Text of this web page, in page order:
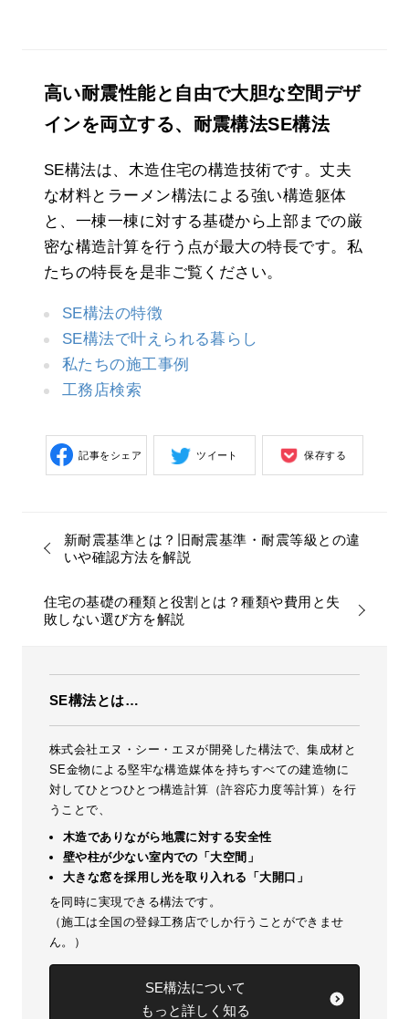
高い耐震性能と自由で大胆な空間デザ
インを両立する、耐震構法SE構法
SE構法は、木造住宅の構造技術です。丈夫
な材料とラーメン構法による強い構造躯体
と、一棟一棟に対する基礎から上部までの厳
密な構造計算を行う点が最大の特長です。私
たちの特長を是非ご覧ください。
SE構法の特徴
SE構法で叶えられる暮らし
私たちの施工事例
工務店検索
記事をシェア ツイート 保存する
新耐震基準とは？旧耐震基準・耐震等級との違
いや確認方法を解説
住宅の基礎の種類と役割とは？種類や費用と失
敗しない選び方を解説
SE構法とは…
株式会社エヌ・シー・エヌが開発した構法で、集成材と
SE金物による堅牢な構造媒体を持ちすべての建造物に
対してひとつひとつ構造計算（許容応力度等計算）を行
うことで、
木造でありながら地震に対する安全性
壁や柱が少ない室内での「大空間」
大きな窓を採用し光を取り入れる「大開口」
を同時に実現できる構法です。
（施工は全国の登録工務店でしか行うことができませ
ん。）
SE構法について
もっと詳しく知る